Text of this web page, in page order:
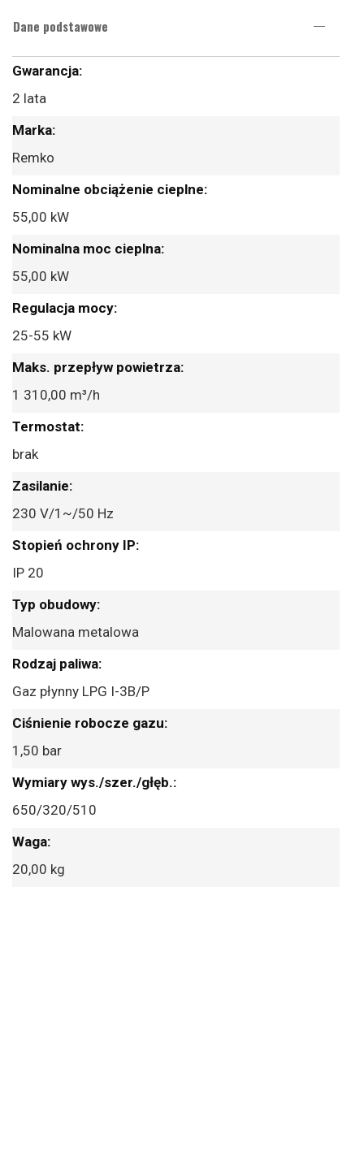
Dane podstawowe
Więcej
2 lata
Remko
55,00 kW
55,00 kW
25-55 kW
1 310,00 m³/h
brak
230 V/1~/50 Hz
IP 20
Malowana metalowa
Gaz płynny LPG I-3B/P
1,50 bar
650/320/510
20,00 kg